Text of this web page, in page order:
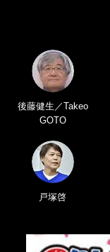
後藤健生／Takeo
GOTO
戸塚啓